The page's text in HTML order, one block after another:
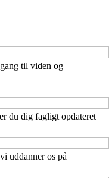
til viden og
du dig fagligt opdateret
uddanner os på